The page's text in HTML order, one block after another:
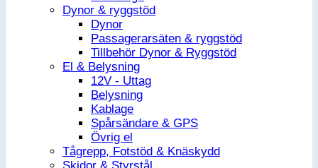
Dynor & ryggstöd
Dynor
Passagerarsäten & ryggstöd
Tillbehör Dynor & Ryggstöd
El & Belysning
12V - Uttag
Belysning
Kablage
Spårsändare & GPS
Övrig el
Tågrepp, Fotstöd & Knäskydd
Skidor & Styrstål